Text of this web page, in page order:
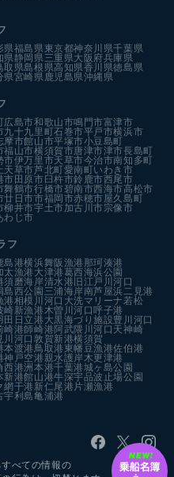
県福島県 東京都神奈川県千葉県
県静岡県 三重県大阪府兵庫県
取県島根県高知県香川県徳島県
県宮崎県 鹿児島県沖縄県
広島市和歌山市鳴門市富津市
九十九里町石巻市平戸市横浜市
摩市館山市平塚市小豆島町
福山市横須賀市唐津市津市長島町
市伊万里市天草市今治市南知多町
上天草市芦北町愛南町いわき市
市田原市臼杵市鈴鹿市西尾市
舞鶴市行橋市碧南市西海市高松市
廿日市市福岡市赤穂市屋久島町
柳井市宇土市加古川市宗像市
わじ市
フ
島港横浜舞阪漁港 那珂湊港
太漁港 大津港葛西海浜公園
須磨海岸清水港 旧江戸川河口
島西公園 三浦海岸南芦屋浜 二見港
港相模川河口 大洗マリーナ 若松
崎新漁港 木曽川河口呼子港
田 日立港 大黒海づり施設豊川河口
崎港師崎港阿武隈川河口 天神崎
川河口敦賀新港横須賀
本渡港 鳥取港 東幡豆漁港佐伯港
神戸空港親水護岸 木更津港
西港洲本港千葉港城ヶ島公園
新港館山港牛深宇品波止場公園
網干港 新仁尾港 片瀬漁港
宇利島亀浦港
べての情報の